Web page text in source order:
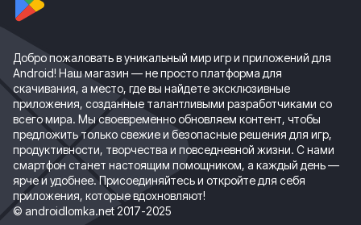
Добро пожаловать в уникальный мир игр и приложений для
Android! Наш магазин — не просто платформа для
скачивания, а место, где вы найдете эксклюзивные
приложения, созданные талантливыми разработчиками со
всего мира. Мы своевременно обновляем контент, чтобы
предложить только свежие и безопасные решения для игр,
продуктивности, творчества и повседневной жизни. С нами
смартфон станет настоящим помощником, а каждый день —
ярче и удобнее. Присоединяйтесь и откройте для себя
приложения, которые вдохновляют!
© androidlomka.net 2017-2025